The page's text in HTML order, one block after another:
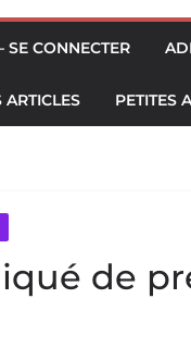
SE CONNECTER
ARTICLES PETITES
de